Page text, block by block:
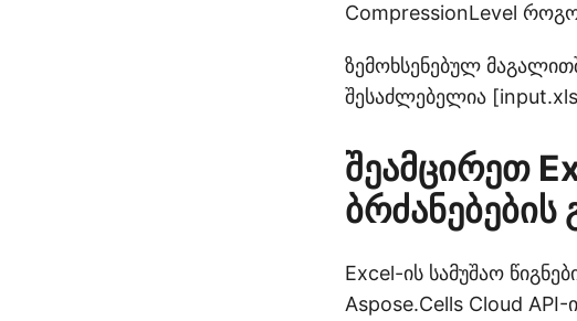
CompressionLevel
ზემოხსენებულ
შესაძლებელია
შეამცირეთ
ბრძანებების
Excel-ის სამუშაო
Aspose.Cells Cloud